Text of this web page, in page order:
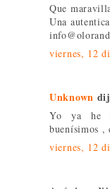
Que
Una
viernes, 12
Unknown
Yo ya he
buenísimos ,
viernes, 12